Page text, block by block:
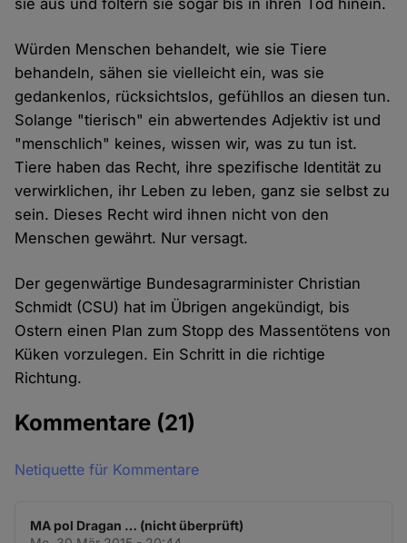
sie aus und foltern sie sogar bis in ihren Tod hinein.
Würden Menschen behandelt, wie sie Tiere
behandeln, sähen sie vielleicht ein, was sie
gedankenlos, rücksichtslos, gefühllos an diesen tun.
Solange "tierisch" ein abwertendes Adjektiv ist und
"menschlich" keines, wissen wir, was zu tun ist.
Tiere haben das Recht, ihre spezifische Identität zu
verwirklichen, ihr Leben zu leben, ganz sie selbst zu
sein. Dieses Recht wird ihnen nicht von den
Menschen gewährt. Nur versagt.
Der gegenwärtige Bundesagrarminister Christian
Schmidt (CSU) hat im Übrigen angekündigt, bis
Ostern einen Plan zum Stopp des Massentötens von
Küken vorzulegen. Ein Schritt in die richtige
Richtung.
Kommentare (21)
Netiquette für Kommentare
MA pol Dragan … (nicht überprüft)